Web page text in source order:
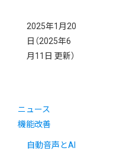
2025年1月20
日 （2025年6
月11日 更新）
ニュース
機能改善
自動音声とAI